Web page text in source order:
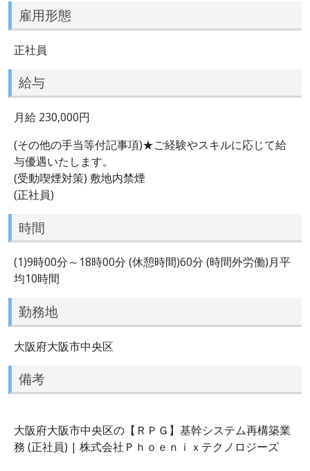
雇用形態
正社員
給与
月給 230,000円
(その他の手当等付記事項)★ご経験やスキルに応じて給
与優遇いたします。
(受動喫煙対策) 敷地内禁煙
(正社員)
時間
(1)9時00分～18時00分 (休憩時間)60分 (時間外労働)月平
均10時間
勤務地
大阪府大阪市中央区
備考
大阪府大阪市中央区の【ＲＰＧ】基幹システム再構築業
務 (正社員) | 株式会社Ｐｈｏｅｎｉｘテクノロジーズ